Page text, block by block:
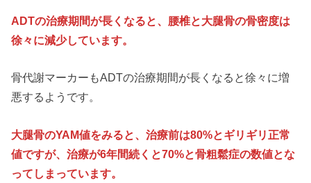
ADTの治療期間が長くなると、腰椎と大腿骨の骨密度は
徐々に減少しています。
骨代謝マーカーもADTの治療期間が長くなると徐々に増
悪するようです。
大腿骨のYAM値をみると、治療前は80%とギリギリ正常
値ですが、治療が6年間続くと70%と骨粗鬆症の数値とな
ってしまっています。